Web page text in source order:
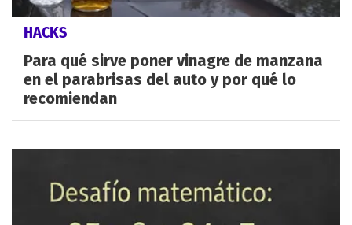
HACKS
Para qué sirve poner vinagre de manzana
en el parabrisas del auto y por qué lo
recomiendan